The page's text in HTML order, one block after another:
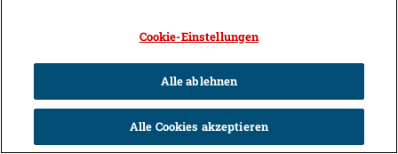
Cookie-Einstellungen
Alle ablehnen
Alle Cookies akzeptieren